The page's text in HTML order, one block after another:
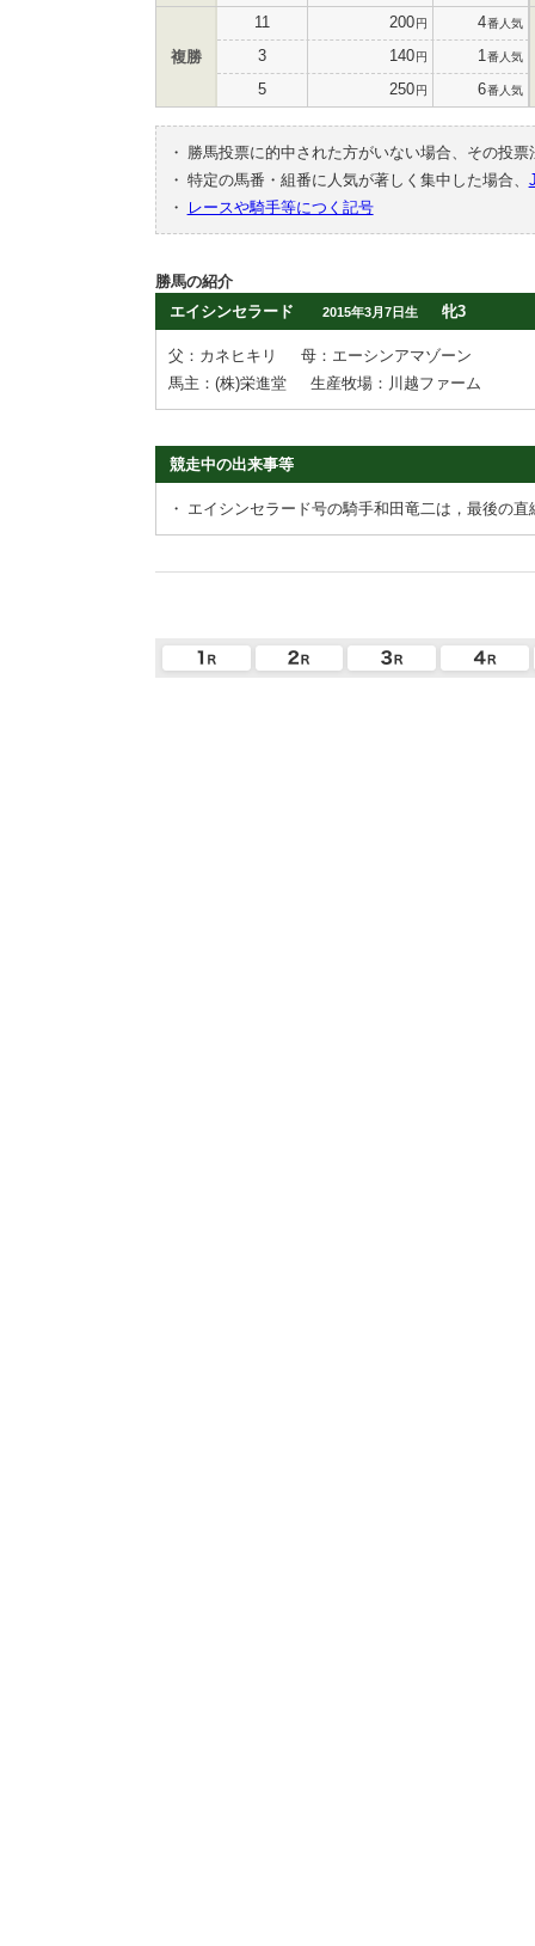
複勝
11 200円 4番人気
3 140円 1 番人気
5 250円 6番人気
・
勝馬投票に的中された方がいない場合、その投
・ 特定の馬番・組番に人気が著しく集中した場合、
・
レースや騎手等につく記号
勝馬の紹介
エイシンセラード
2015年3月7日生 牝3
父：カネヒキリ
母：エーシンアマゾーン
馬主：(株)栄進堂
生産牧場：川越ファーム
競走中の出来事等
・ エイシンセラード号の騎手和田竜二は，最後の